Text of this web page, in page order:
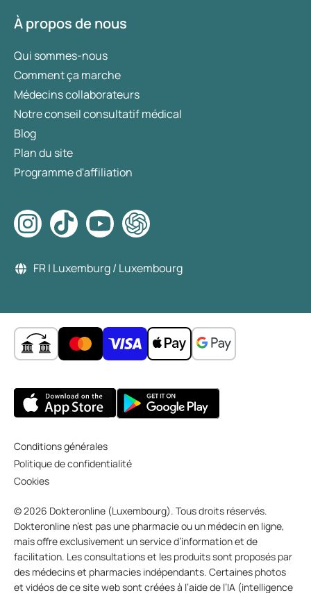
À propos de nous
Qui sommes-nous
Comment ça marche
Médecins collaborateurs
Notre conseil consultatif médical
Blog
Plan du site
Programme d'affiliation
FR | Luxemburg / Luxembourg
Conditions générales
Politique de confidentialité
Cookies
© 2026 Dokteronline (Luxembourg). Tous droits réservés.
Dokteronline n’est pas une pharmacie ou un médecin en ligne,
mais offre exclusivement un service d’information et de
facilitation. Les consultations et les produits sont proposés par
des médecins et pharmacies indépendants. Certaines photos
et vidéos de ce site web sont créées à l’aide de l’IA (intelligence